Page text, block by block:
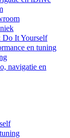
It Yourself
en tuning
navigatie en